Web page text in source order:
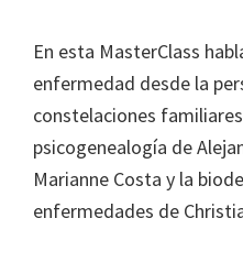
En esta MasterClass
enfermedad desde la
constelaciones
psicogenealogía de
Marianne Costa y la
enfermedades de